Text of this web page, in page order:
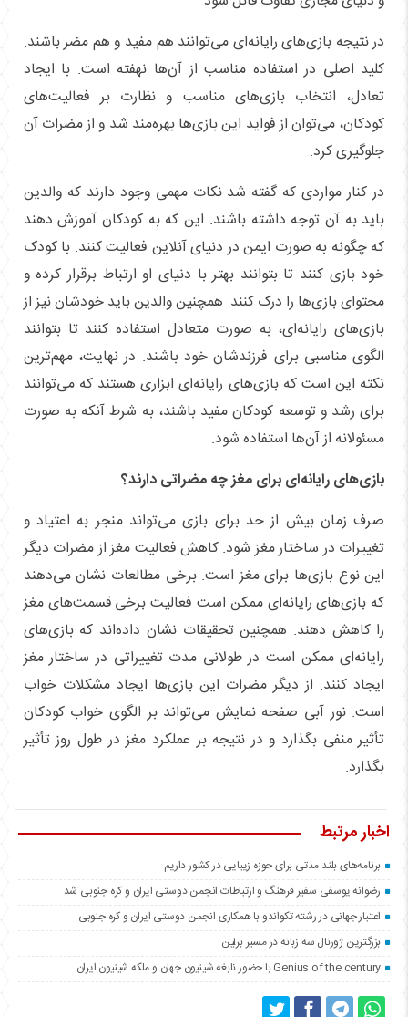
در نتیجه بازی‌های رایانه‌ای می‌توانند هم مفید و هم مضر باشند.
کلید اصلی در استفاده مناسب از آن‌ها نهفته است. با ایجاد
تعادل، انتخاب بازی‌های مناسب و نظارت بر فعالیت‌های
کودکان، می‌توان از فواید این بازی‌ها بهره‌مند شد و از مضرات آن
جلوگیری کرد.
در کنار مواردی که گفته شد نکات مهمی وجود دارند که والدین
باید به آن توجه داشته باشند. این که به کودکان‌ آموزش دهند
که چگونه به صورت ایمن در دنیای آنلاین فعالیت کنند. با کودک
خود بازی کنند تا بتوانند بهتر با دنیای او ارتباط برقرار کرده و
محتوای بازی‌ها را درک کنند. همچنین والدین باید خودشان نیز از
بازی‌های رایانه‌ای، به صورت متعادل استفاده کنند تا بتوانند
الگوی مناسبی برای فرزندشان خود باشند. در نهایت، مهم‌ترین
نکته این است که بازی‌های رایانه‌ای ابزاری هستند که می‌توانند
برای رشد و توسعه کودکان مفید باشند، به شرط آنکه به صورت
مسئولانه از آن‌ها استفاده شود.
بازی‌های رایانه‌ای برای مغز چه مضراتی دارند؟
صرف زمان بیش از حد برای بازی می‌تواند منجر به اعتیاد و
تغییرات در ساختار مغز شود. کاهش فعالیت مغز از مضرات دیگر
این نوع بازی‌ها برای مغز است. برخی مطالعات نشان می‌دهند
که بازی‌های رایانه‌ای ممکن است فعالیت برخی قسمت‌های مغز
را کاهش دهند. همچنین تحقیقات نشان داده‌اند که بازی‌های
رایانه‌ای ممکن است در طولانی مدت تغییراتی در ساختار مغز
ایجاد کنند. از دیگر مضرات این بازی‌ها ایجاد مشکلات خواب
است. نور آبی صفحه نمایش می‌تواند بر الگوی خواب کودکان
تأثیر منفی بگذارد و در نتیجه بر عملکرد مغز در طول روز تأثیر
بگذارد.
اخبار مرتبط
برنامه‌های بلند مدتی برای حوزه زیبایی در کشور داریم
رضوانه یوسفی سفیر فرهنگ و ارتباطات انجمن دوستی ایران و کره جنوبی شد
اعتبار جهانی در رشته تکواندو با همکاری انجمن دوستی ایران و کره جنوبی
بزرگترین ژورنال سه زبانه در مسیر برلین
Genius of the century با حضور نابغه شینیون جهان و ملکه شینیون ایران